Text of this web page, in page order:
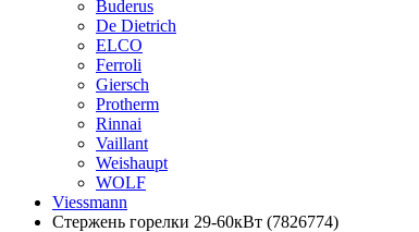
Buderus
De Dietrich
ELCO
Ferroli
Giersch
Protherm
Rinnai
Vaillant
Weishaupt
WOLF
Viessmann
Стержень горелки 29-60кВт (7826774)